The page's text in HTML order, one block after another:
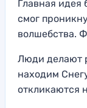
Главная
смог
волшебства.
Люди делают
находим
откликаются